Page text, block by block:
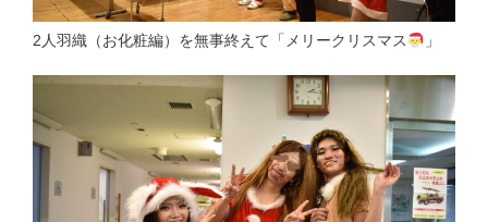
2人羽織（お化粧編）を無事終えて「メリークリスマス 」